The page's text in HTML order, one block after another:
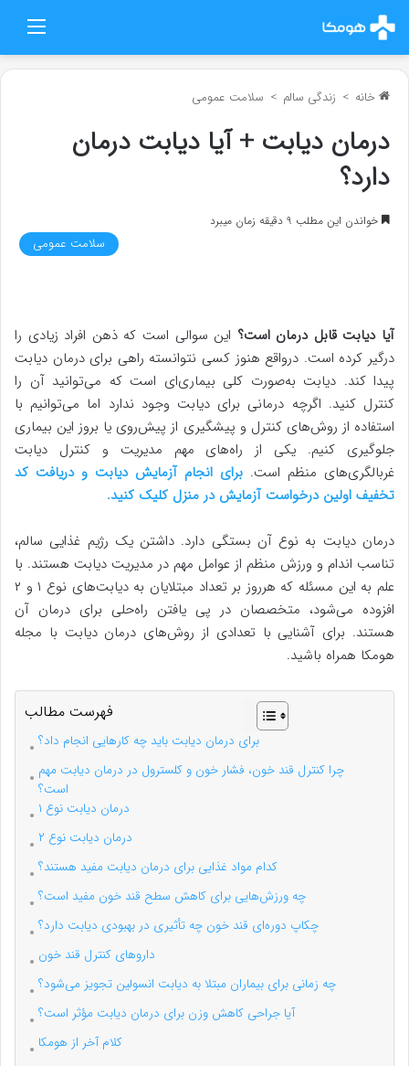
خانه > زندگی سالم > سلامت عمومی
درمان دیابت + آیا دیابت درمان
دارد؟
خواندن این مطلب 9 دقیقه زمان میبرد
سلامت عمومی
آیا دیابت قابل درمان است؟ این سوالی است که ذهن افراد زیادی را
درگیر کرده است. درواقع هنوز کسی نتوانسته راهی برای درمان دیابت
پیدا کند. دیابت به‌صورت کلی بیماری‌ای است که می‌توانید آن را
کنترل کنید. اگرچه درمانی برای دیابت وجود ندارد اما می‌توانیم با
استفاده از روش‌های کنترل و پیشگیری از پیش‌روی یا بروز این بیماری
جلوگیری کنیم. یکی از راه‌های مهم مدیریت و کنترل دیابت
غربالگری‌های منظم است. برای انجام آزمایش دیابت و دریافت کد
تخفیف اولین درخواست آزمایش در منزل کلیک کنید.
درمان دیابت به نوع آن بستگی دارد. داشتن یک رژیم غذایی سالم،
تناسب اندام و ورزش منظم از عوامل مهم در مدیریت دیابت هستند. با
علم به این مسئله که هرروز بر تعداد مبتلایان به دیابت‌های نوع ۱ و ۲
افزوده می‌شود، متخصصان در پی یافتن راه‌حلی برای درمان آن
هستند. برای آشنایی با تعدادی از روش‌های درمان دیابت با مجله
هومکا همراه باشید.
فهرست مطالب
برای درمان دیابت باید چه کارهایی انجام داد؟
چرا کنترل قند خون، فشار خون و کلسترول در درمان دیابت مهم
است؟
درمان دیابت نوع ۱
درمان دیابت نوع ۲
کدام مواد غذایی برای درمان دیابت مفید هستند؟
چه ورزش‌هایی برای کاهش سطح قند خون مفید است؟
چکاپ دوره‌ای قند خون چه تأثیری در بهبودی دیابت دارد؟
داروهای کنترل قند خون
چه زمانی برای بیماران مبتلا به دیابت انسولین تجویز می‌شود؟
آیا جراحی کاهش وزن برای درمان دیابت مؤثر است؟
کلام آخر از هومکا